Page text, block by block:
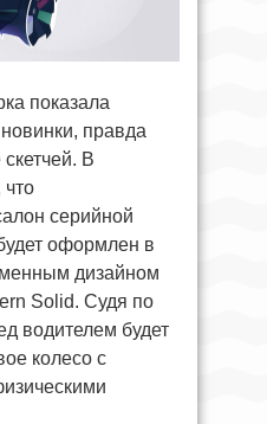
показала
правда
В
что
серийной
оформлен в
дизайном
Solid. Судя по
водителем будет
колесо с